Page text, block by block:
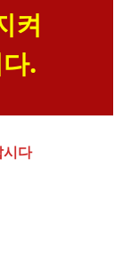
켜
.
시다